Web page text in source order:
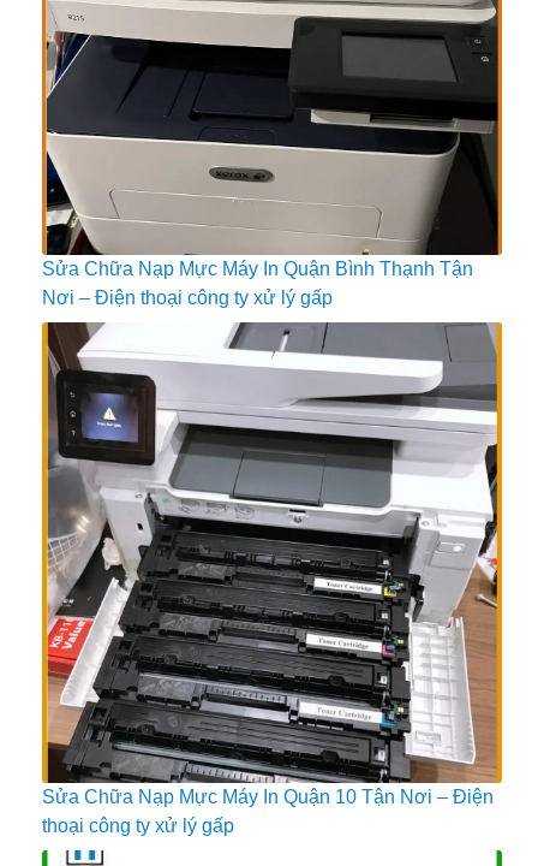
Sửa Chữa Nạp Mực Máy In Quận Bình Thạnh Tận
Nơi – Điện thoại công ty xử lý gấp
Sửa Chữa Nạp Mực Máy In Quận 10 Tận Nơi – Điện
thoại công ty xử lý gấp